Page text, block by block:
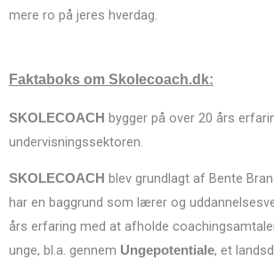
mere ro på jeres hverdag.
Faktaboks om Skolecoach.dk:
SKOLECOACH bygger på over 20 års
undervisningssektoren.
SKOLECOACH blev grundlagt af Bente
har en baggrund som lærer og
års erfaring med at afholde
unge, bl.a. gennem Ungepotentiale, et